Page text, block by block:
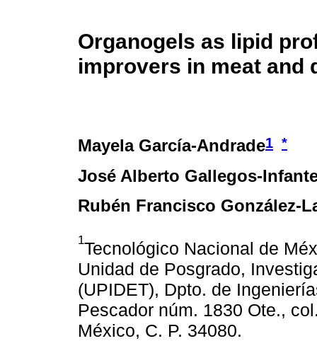
Organogels as lipid
improvers in meat and
Mayela García-Andrade1 *
José Alberto Gallegos-
Rubén Francisco González-
1Tecnológico Nacional de
Unidad de Posgrado,
(UPIDET), Dpto. de
Pescador núm. 1830 Ote.,
México, C. P. 34080.